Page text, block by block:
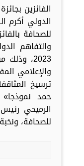
الفائزين
الدولي أكرم
للصحافة
والتفاهم
2023،
والإعلامي
ترسيخ
حمد
الرميحي
للصحافة،